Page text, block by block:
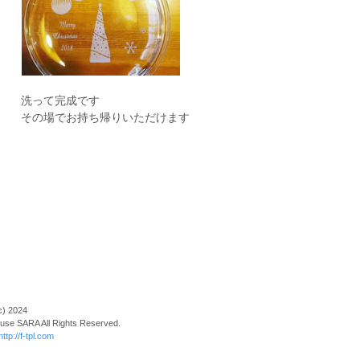
洗って完成です
その場でお持ち帰りいただけます
2024
SARA All Rights Reserved.
f-tpl.com